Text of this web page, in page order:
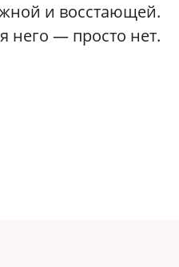
и восстающей.
него — просто нет.